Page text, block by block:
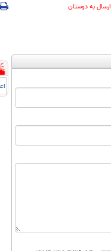
ارسال به دوستان